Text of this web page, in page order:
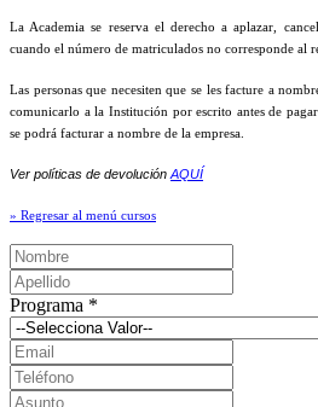
La Academia se reserva el derecho a aplazar,
cuando el número de matriculados no corresponde al
Las personas que necesiten que se les facture a
comunicarlo a la Institución por escrito antes de
se podrá facturar a nombre de la empresa.
Ver políticas de devolución AQUÍ
» Regresar al menú cursos
Programa *